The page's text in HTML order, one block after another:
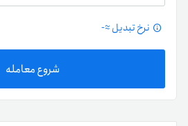
نرخ تبدیل ≈-
شروع معامله